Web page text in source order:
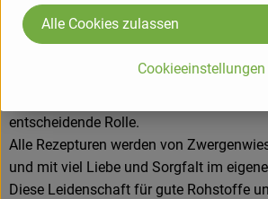
Erhaltung der Sortenvielfalt für
Rolle beim Einkauf der kontrolliert
regionalen Bio-Landbaus und ein enger
entscheidende Rolle.
Alle Rezepturen werden von
und mit viel Liebe und Sorgfalt im
Diese Leidenschaft für gute Rohstoffe
Cookieeinstellungen
Alle Cookies zulassen